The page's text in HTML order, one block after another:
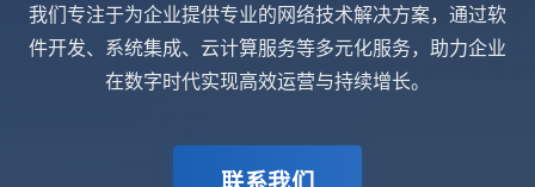
我们专注于为企业提供专业的网络技术解决方案，通过软
件开发、系统集成、云计算服务等多元化服务，助力企业
在数字时代实现高效运营与持续增长。